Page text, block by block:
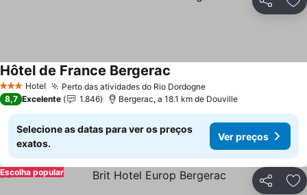
Partilhar
3 EstrelasHotel Perto das atividades do Rio DordogneVer preços
Hôtel de France Bergerac
8,7 Excelente 1.846 Bergerac, a 18.1 km de Douville
Selecione as datas para ver os preços
exatos.
Ver preços
Partilhar
Escolha popular